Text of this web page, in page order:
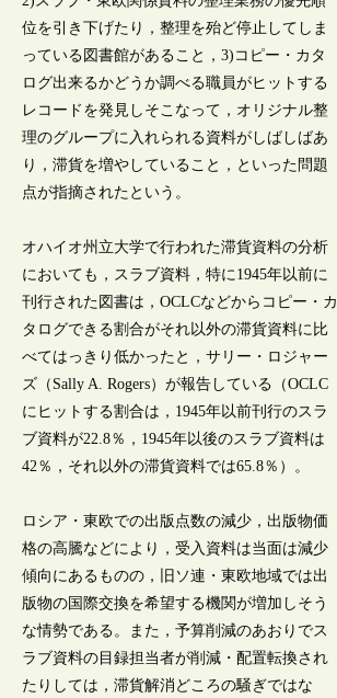
位を引き下げたり，整理を殆ど停止してしま
っている図書館があること，3)コピー・カタ
ログ出来るかどうか調べる職員がヒットする
レコードを発見しそこなって，オリジナル整
理のグループに入れられる資料がしばしばあ
り，滞貨を増やしていること，といった問題
点が指摘されたという。
オハイオ州立大学で行われた滞貨資料の分析
においても，スラブ資料，特に1945年以前に
刊行された図書は，OCLCなどからコピー・カ
タログできる割合がそれ以外の滞貨資料に比
べてはっきり低かったと，サリー・ロジャー
ズ（Sally A. Rogers）が報告している（OCLC
にヒットする割合は，1945年以前刊行のスラ
ブ資料が22.8％，1945年以後のスラブ資料は
42％，それ以外の滞貨資料では65.8％）。
ロシア・東欧での出版点数の減少，出版物価
格の高騰などにより，受入資料は当面は減少
傾向にあるものの，旧ソ連・東欧地域では出
版物の国際交換を希望する機関が増加しそう
な情勢である。また，予算削減のあおりでス
ラブ資料の目録担当者が削減・配置転換され
たりしては，滞貨解消どころの騒ぎではな